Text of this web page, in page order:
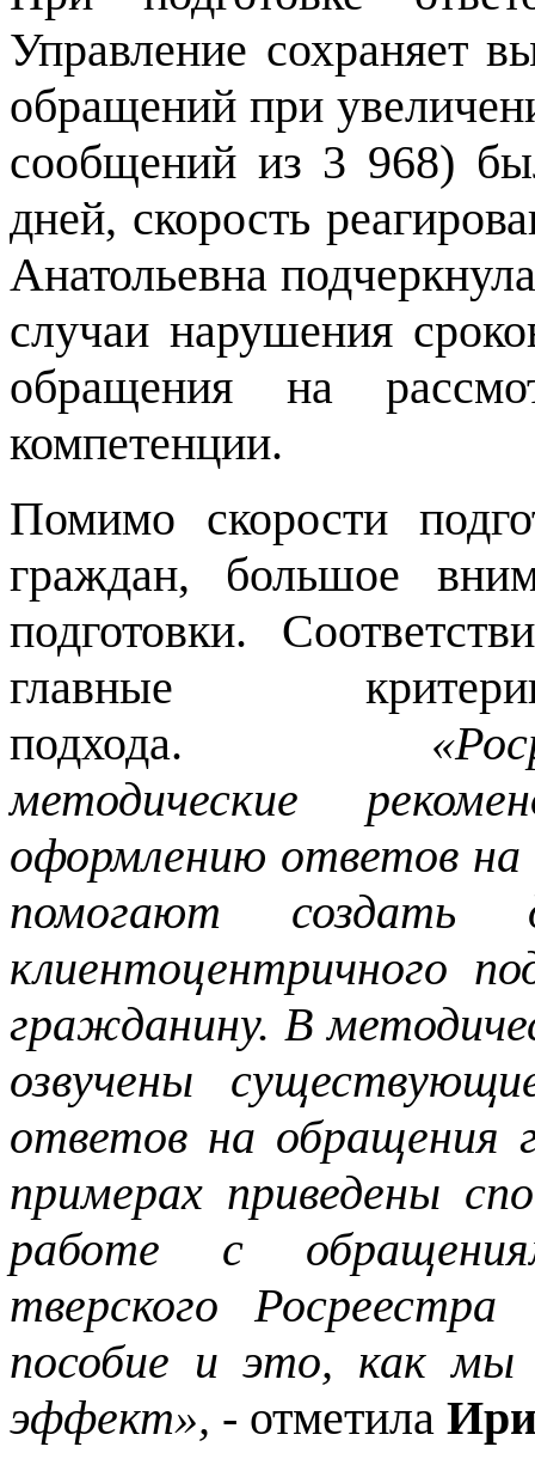
Управление сохраняет
обращений при
сообщений из 3 968)
дней, скорость
Анатольевна
случаи нарушения
обращения на
компетенции.
Помимо скорости
граждан, большое
подготовки.
главные
подхода.
методические
оформлению ответов
помогают создать
клиентоцентричного
гражданину. В
озвучены
ответов на обращения
примерах приведены
работе с
тверского
пособие и это, как мы
эффект», - отметила